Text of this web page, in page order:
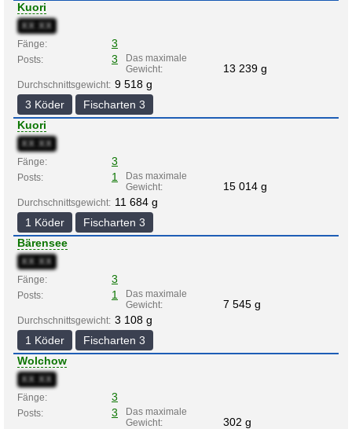
Kuori
XX:XX
Fänge:
3
Posts: 3
Das maximale
Gewicht:
13 239 g
Durchschnittsgewicht: 9 518 g
3 Köder
Fischarten 3
Kuori
XX:XX
Fänge:
3
Posts: 1
Das maximale
Gewicht:
15 014 g
Durchschnittsgewicht: 11 684 g
1 Köder
Fischarten 3
Bärensee
XX:XX
Fänge:
3
Posts: 1
Das maximale
Gewicht:
7 545 g
Durchschnittsgewicht: 3 108 g
1 Köder
Fischarten 3
Wolchow
XX:XX
Fänge:
3
Posts: 3
Das maximale
Gewicht:
302 g